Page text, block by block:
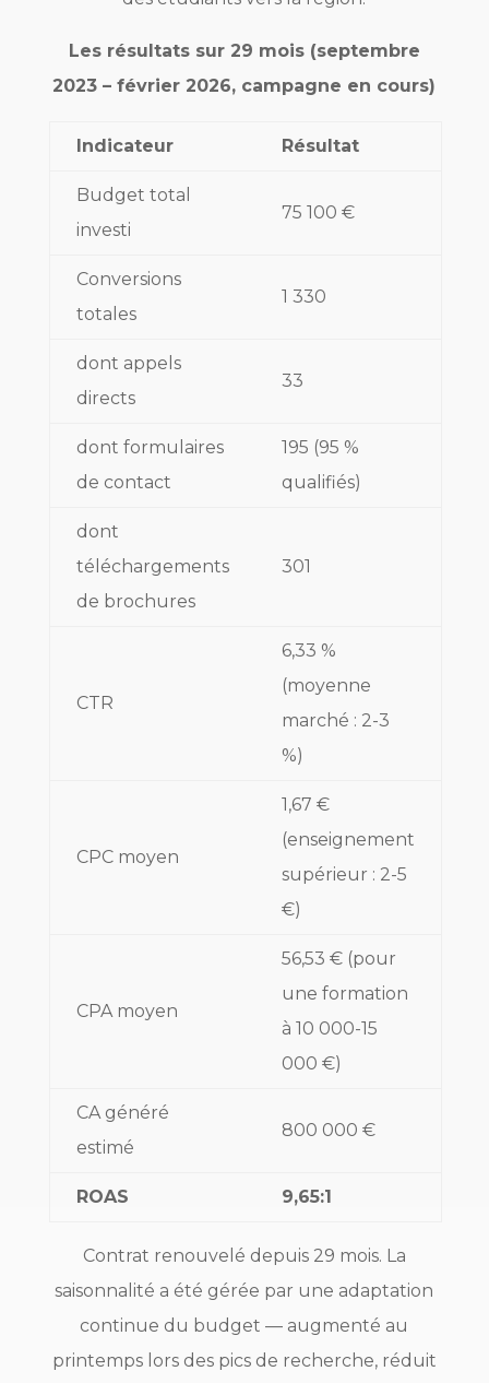
Les résultats sur 29 mois (septembre
2023 – février 2026, campagne en cours)
Indicateur Résultat
Budget total
investi
75 100 €
Conversions
totales
1 330
dont appels
directs
33
dont formulaires
de contact
195 (95 %
qualifiés)
dont
téléchargements
de brochures
301
CTR
6,33 %
(moyenne
marché : 2-3
%)
CPC moyen
1,67 €
(enseignement
supérieur : 2-5
€)
CPA moyen
56,53 € (pour
une formation
à 10 000-15
000 €)
CA généré
estimé
800 000 €
ROAS 9,65:1
Contrat renouvelé depuis 29 mois. La
saisonnalité a été gérée par une adaptation
continue du budget — augmenté au
printemps lors des pics de recherche, réduit